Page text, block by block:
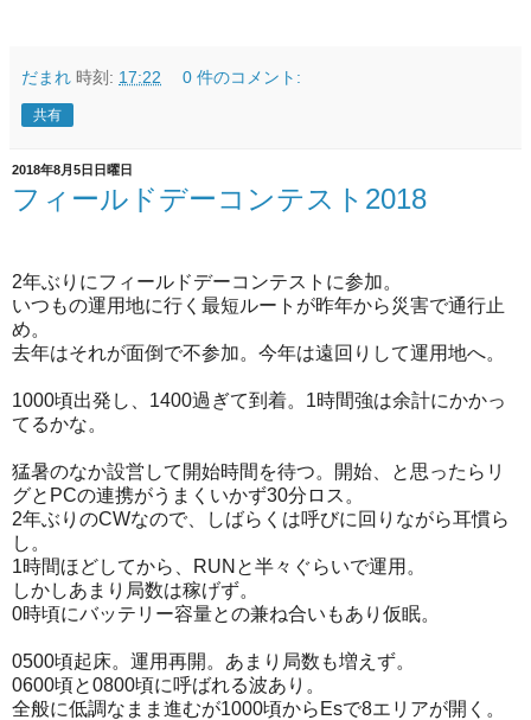
だまれ 時刻: 17:22 0 件のコメント:
共有
2018年8月5日日曜日
フィールドデーコンテスト2018
2年ぶりにフィールドデーコンテストに参加。
いつもの運用地に行く最短ルートが昨年から災害で通行止
め。
去年はそれが面倒で不参加。今年は遠回りして運用地へ。
1000頃出発し、1400過ぎて到着。1時間強は余計にかかっ
てるかな。
猛暑のなか設営して開始時間を待つ。開始、と思ったらリ
グとPCの連携がうまくいかず30分ロス。
2年ぶりのCWなので、しばらくは呼びに回りながら耳慣ら
し。
1時間ほどしてから、RUNと半々ぐらいで運用。
しかしあまり局数は稼げず。
0時頃にバッテリー容量との兼ね合いもあり仮眠。
0500頃起床。運用再開。あまり局数も増えず。
0600頃と0800頃に呼ばれる波あり。
全般に低調なまま進むが1000頃からEsで8エリアが開く。